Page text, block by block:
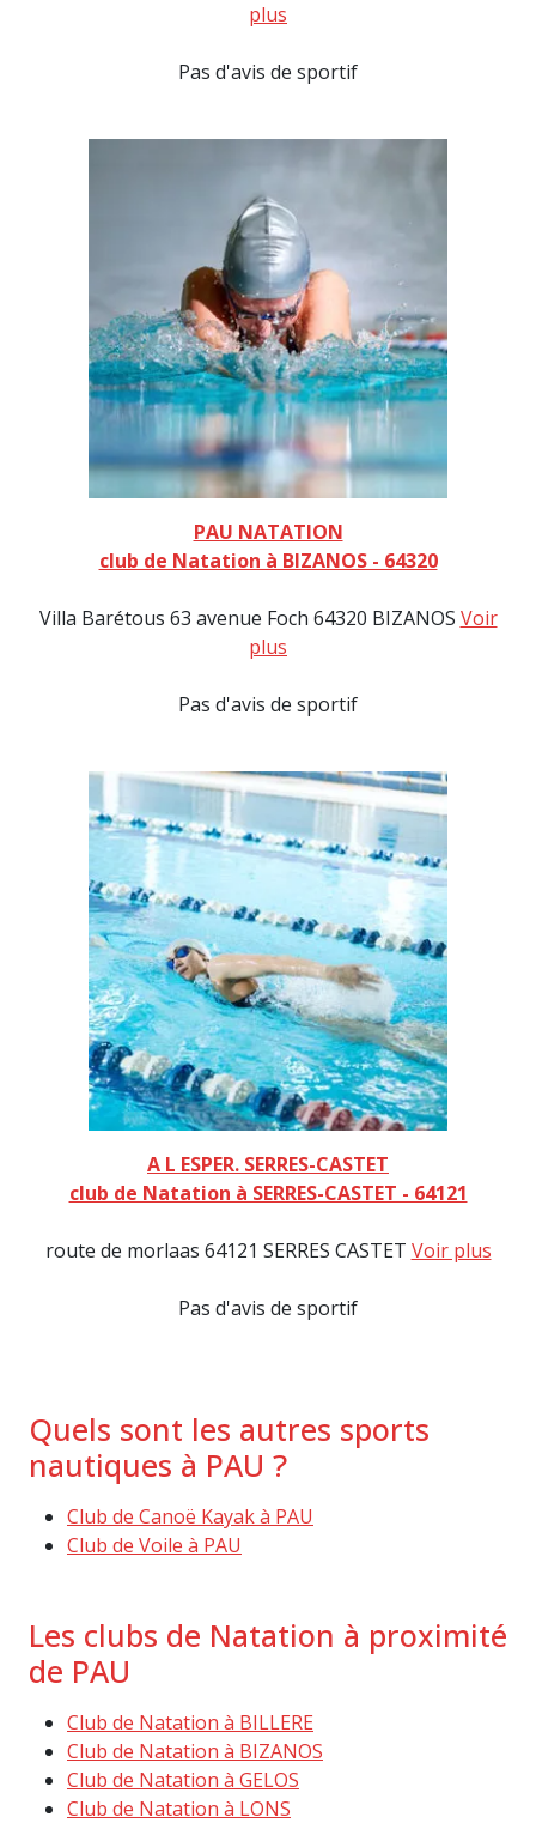
plus
Pas d'avis de sportif
PAU NATATION
club de Natation à BIZANOS - 64320
Villa Barétous 63 avenue Foch 64320 BIZANOS Voir
plus
Pas d'avis de sportif
A L ESPER. SERRES-CASTET
club de Natation à SERRES-CASTET - 64121
route de morlaas 64121 SERRES CASTET Voir plus
Pas d'avis de sportif
Quels sont les autres sports
nautiques à PAU ?
Club de Canoë Kayak à PAU
Club de Voile à PAU
Les clubs de Natation à proximité
de PAU
Club de Natation à BILLERE
Club de Natation à BIZANOS
Club de Natation à GELOS
Club de Natation à LONS